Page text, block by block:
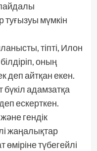
туғызуы мүмкін
тіпті, Илон
оның
деп айтқан екен.
адамзатқа
ескерткен.
гендік
жаңалықтар
түбегейлі